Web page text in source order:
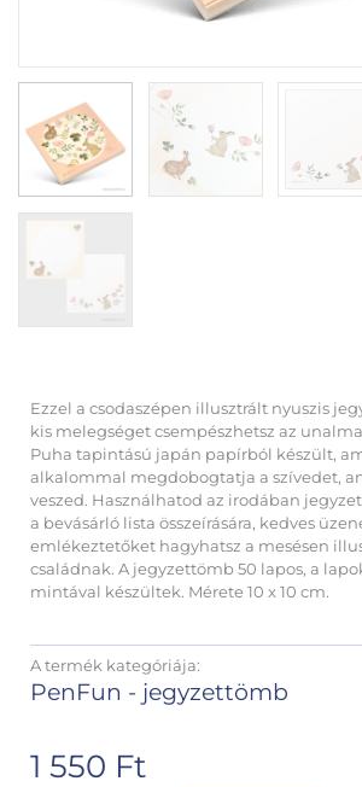
Ezzel a csodaszépen illusztrált nyuszis
kis melegséget csempészhetsz az
Puha tapintású japán papírból készült,
alkalommal megdobogtatja a szívedet,
veszed. Használhatod az irodában
a bevásárló lista összeírására, kedves
emlékeztetőket hagyhatsz a mesésen
családnak. A jegyzettömb 50 lapos, a
mintával készültek. Mérete 10 x 10 cm.
A termék kategóriája:
PenFun - jegyzettömb
1 550 Ft